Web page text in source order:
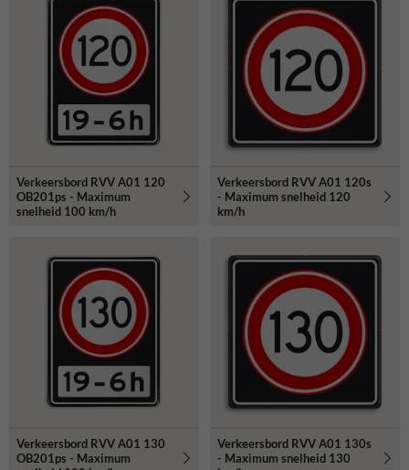
Verkeersbord RVV A01 120
OB201ps - Maximum
snelheid 100 km/h
Verkeersbord RVV A01 120s
- Maximum snelheid 120
km/h
Verkeersbord RVV A01 130
OB201ps - Maximum
Verkeersbord RVV A01 130s
- Maximum snelheid 130